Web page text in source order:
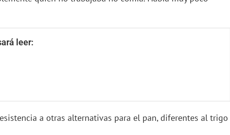
leer:
a otras alternativas para el pan, diferentes al trigo